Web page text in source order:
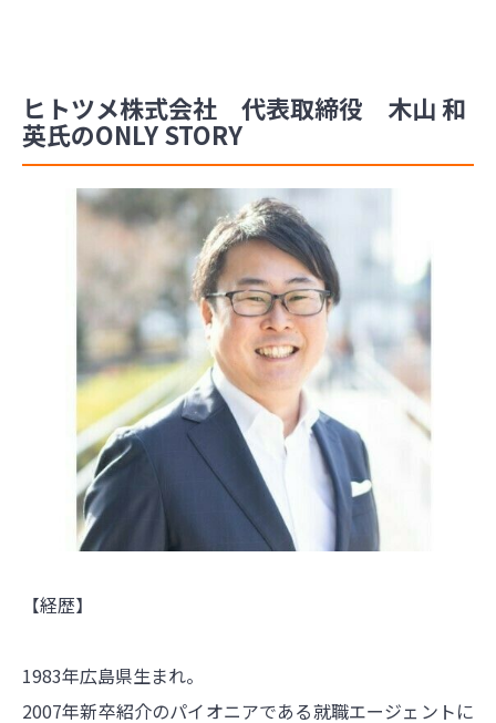
ヒトツメ株式会社 代表取締役 木山 和
英氏のONLY STORY
【経歴】
1983年広島県生まれ。
2007年新卒紹介のパイオニアである就職エージェントに